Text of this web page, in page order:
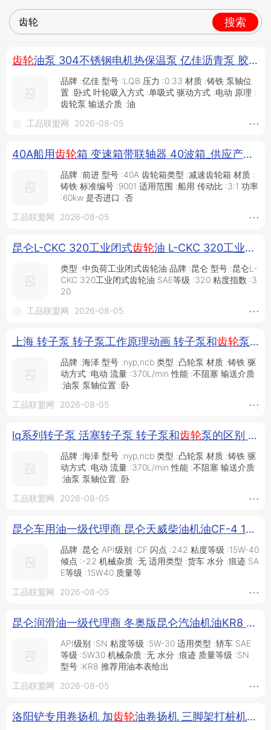
搜索
齿轮油泵 304不锈钢电机热保温泵 亿佳沥青泵 胶类泵 树脂泵 电机热
品牌 :亿佳 型号 :LQB 压力 :0.33 材质 :铸铁 泵轴位
置 :卧式 叶轮吸入方式 :单吸式 驱动方式 :电动 原理 :
齿轮泵 输送介质 :油
工品联盟网
2026-08-05
40A船用齿轮箱 变速箱带联轴器 40波箱_供应产品_潍坊蓝光动力设备有限公司
品牌 :前进 型号 :40A 齿轮箱类型 :减速齿轮箱 材质 :
铸铁 标准编号 :9001 适用范围 :船用 传动比 :3:1 功率
:60kw 是否进口 :否
工品联盟网
2026-08-05
昆仑L-CKC 320工业闭式齿轮油 L-CKC 320工业闭式
类型 :中负荷工业闭式齿轮油 品牌 :昆仑 型号 :昆仑L-
CKC 320工业闭式齿轮油 SAE等级 :320 粘度指数 :3
20
工品联盟网
2026-08-05
上海 转子泵 转子泵工作原理动画 转子泵和齿轮泵的区别 海泽泵业_供应产品_泊头市海泽泵业有限公司
品牌 :海泽 型号 :nyp,ncb 类型 :凸轮泵 材质 :铸铁 驱
动方式 :电动 流量 :370L/min 性能 :不阻塞 输送介质
:油泵 泵轴位置 :卧
工品联盟网
2026-08-05
lq系列转子泵 活塞转子泵 转子泵和齿轮泵的区别 海泽泵业_供应产品_泊头市海泽泵业有限公司
品牌 :海泽 型号 :nyp,ncb 类型 :凸轮泵 材质 :铸铁 驱
动方式 :电动 流量 :370L/min 性能 :不阻塞 输送介质
:油泵 泵轴位置 :卧
工品联盟网
2026-08-05
昆仑车用油一级代理商 昆仑天威柴油机油CF-4 15W40 3.5kg 昆仑汽油机油 昆仑车辆
品牌 :昆仑 API级别 :CF 闪点 :242 粘度等级 :15W-40
倾点 :-22 机械杂质 :无 适用类型 :货车 水分 :痕迹 SA
E等级 :15W40 质量等
工品联盟网
2026-08-05
昆仑润滑油一级代理商 冬奥版昆仑汽油机油KR8 5W30 3.5kg/桶 昆仑车辆
API级别 :SN 粘度等级 :5W-30 适用类型 :轿车 SAE
等级 :5W30 机械杂质 :无 水分 :痕迹 质量等级 :SN
型号 :KR8 推荐用油本表给出
工品联盟网
2026-08-05
洛阳铲专用卷扬机 加齿轮油卷扬机 三脚架打桩机打井机卷扬机 手控多功能卷扬机_供应产品_邢台杏林机械制造有限公司